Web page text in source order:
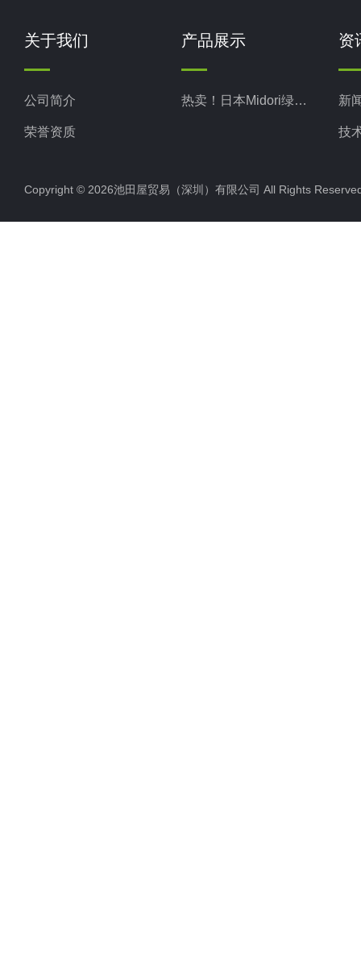
关于我们
公司简介
荣誉资质
产品展示
热卖！日本Midori绿测器
资
新
技
Copyright © 2026池田屋贸易（深圳）有限公司 All Rights